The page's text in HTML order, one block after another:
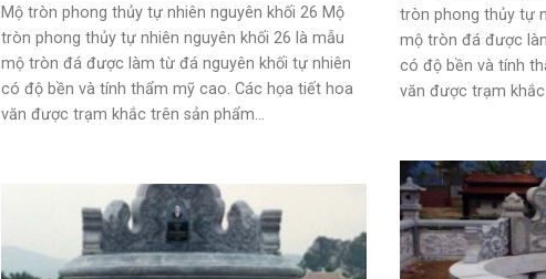
tròn phong thủy tự
mộ tròn đá được
có độ bền và tính
văn được trạm
Mộ tròn phong thủy tự nhiên nguyên khối 26 Mộ
tròn phong thủy tự nhiên nguyên khối 26 là mẫu
mộ tròn đá được làm từ đá nguyên khối tự nhiên
có độ bền và tính thẩm mỹ cao. Các họa tiết hoa
văn được trạm khắc trên sản phẩm...